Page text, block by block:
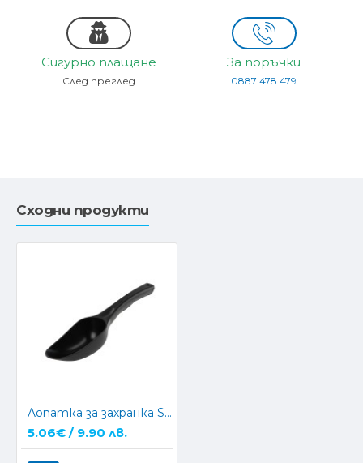
Сигурно плащане
След преглед
За поръчки
0887 478 479
Сходни продукти
Лопатка за захранка SPOMB SCOOP
5.06€ / 9.90 лв.